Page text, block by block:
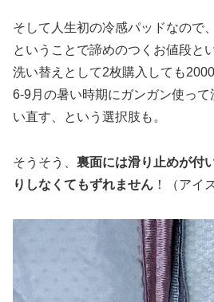
そして人生初の冷感パッドなので
ということで諦めのつくお値段と
洗い替えとして2枚購入しても
6-9月の暑い時期にガンガン使っ
い直す、という選択肢も。
そうそう、 裏面には滑り止めが付
りしなくてもずれません ！（アイ